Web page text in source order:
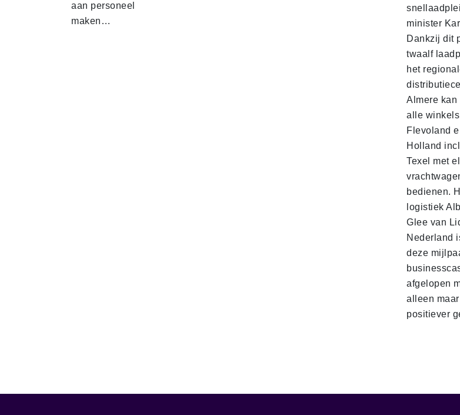
aan personeel
maken…
minister
Dankzij dit
twaalf
het
Almere
alle
Flevoland
Holland
Texel met
bedienen.
logistiek
Glee van
Nederland
deze
afgelopen
alleen maar
positiever